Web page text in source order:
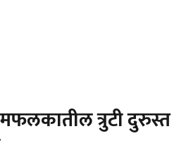
त्रुटी दुरुस्त